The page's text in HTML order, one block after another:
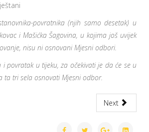
povratnika (njih samo desetak) u
i Mašićka Šagovina, u kojima još uvijek
nisu ni osnovani Mjesni odbori.
povratak u tijeku, za očekivati je da će se u
ta tri sela osnovati Mjesni odbor.
Next